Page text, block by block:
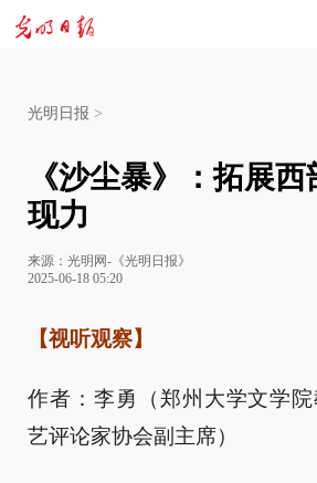
光明日报 >
《沙尘暴》：拓展
现力
来源： 光明网-《光明日报》
2025-06-18 05:20
【视听观察】
作者：李勇（郑州大学文学
艺评论家协会副主席）